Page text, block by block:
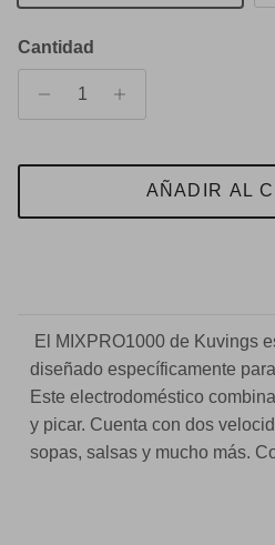
Cantidad
AÑADIR AL
El MIXPRO1000 de Kuvings
diseñado específicamente
Este electrodoméstico
y picar. Cuenta con dos
sopas, salsas y mucho más.